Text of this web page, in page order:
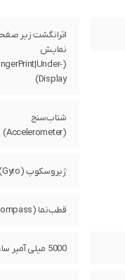
اثرانگشت زیر
نمایش
Display)
شتاب‌سنج
(Accelerometer)
ژیروسکوپ (Gyro)
قطب‌نما (Compass)
5000 میلی آمپر ساعت